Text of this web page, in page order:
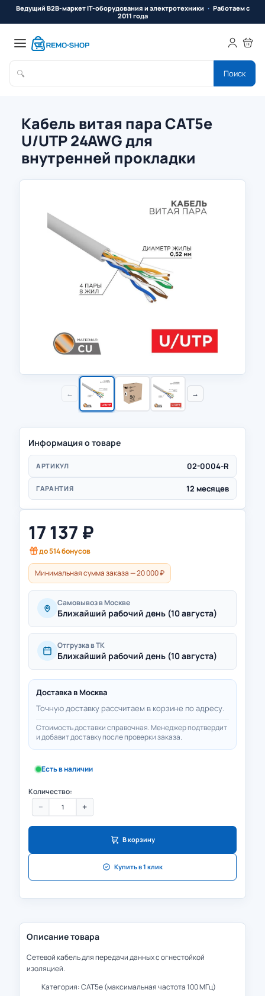
Ведущий B2B-маркет IT-оборудования и электротехники
Работаем с
2011 года
🔍 Поиск
Кабель витая пара CAT5e
U/UTP 24AWG для
внутренней прокладки
← →
Информация о товаре
АРТИКУЛ 02-0004-R
ГАРАНТИЯ 12 месяцев
17 137 ₽
до514бонусов
Минимальная сумма заказа — 20 000 ₽
Самовывоз в Москве
Ближайший рабочий день (10 августа)
Отгрузка в ТК
Ближайший рабочий день (10 августа)
Доставка в Москва
Точную доставку рассчитаем в корзине по адресу.
Стоимость доставки справочная. Менеджер подтвердит
и добавит доставку после проверки заказа.
Есть в наличии
Количество:
− +
В корзину
Купить в 1 клик
Описание товара
Сетевой кабель для передачи данных с огнестойкой
изоляцией.
Категория: CAT5e (максимальная частота 100 МГц)